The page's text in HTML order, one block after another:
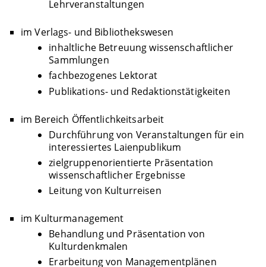
Lehrveranstaltungen
im Verlags- und Bibliothekswesen
inhaltliche Betreuung wissenschaftlicher
Sammlungen
fachbezogenes Lektorat
Publikations- und Redaktionstätigkeiten
im Bereich Öffentlichkeitsarbeit
Durchführung von Veranstaltungen für ein
interessiertes Laienpublikum
zielgruppenorientierte Präsentation
wissenschaftlicher Ergebnisse
Leitung von Kulturreisen
im Kulturmanagement
Behandlung und Präsentation von
Kulturdenkmalen
Erarbeitung von Managementplänen